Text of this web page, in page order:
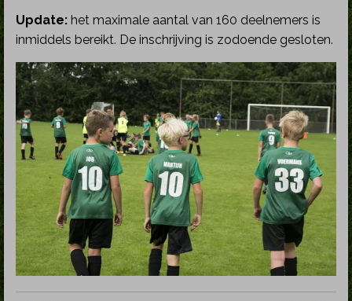
Update: het maximale aantal van 160 deelnemers is
inmiddels bereikt. De inschrijving is zodoende gesloten.